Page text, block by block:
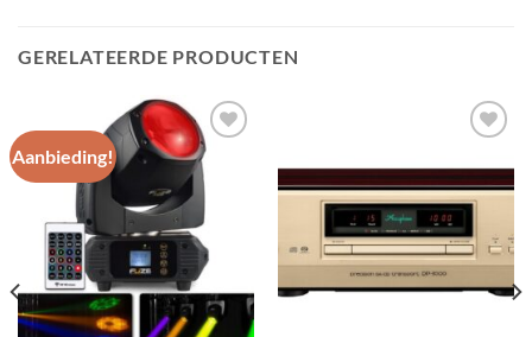
GERELATEERDE PRODUCTEN
Aanbieding!
Toevoegen
aan
wenslijst
Toevoegen
aan
wenslijst